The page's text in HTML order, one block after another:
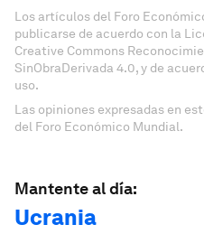
Los artículos del Foro
publicarse de acuerdo con la
Creative Commons
SinObraDerivada 4.0, y de
uso.
Las opiniones expresadas en
del Foro Económico Mundial.
Mantente al día:
Ucrania